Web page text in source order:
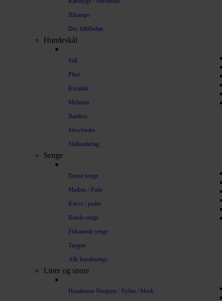
Bilrampe
Div. biltilbehør
Hundeskål
Stål
Plast
Keramik
Melamin
Bambus
Slowfeeder
Skålunderlag
Senge
Donut senge
Madras / Pude
Kurve / puder
Runde senge
Firkantede senge
Tæpper
Alle hundesenge
Liner og snore
Hundesnor Neopren / Nylon / Mesh